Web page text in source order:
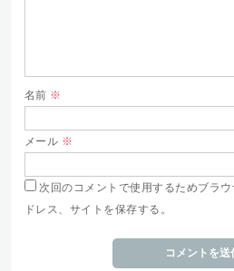
名前 ※
メール ※
次回のコメントで使用するためブラ
ドレス、サイトを保存する。